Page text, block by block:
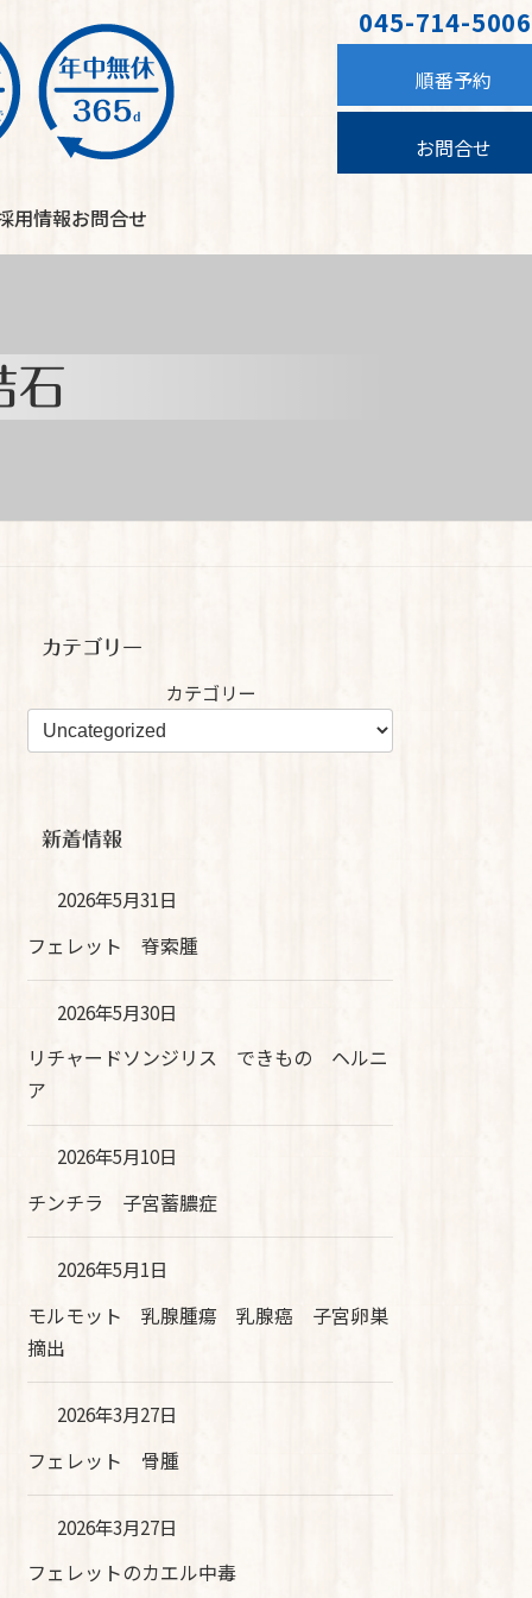
045-714-5006
順番予約
お問合せ
用情報お問合せ
カテゴリー
カテゴリー
新着情報
2026年5月31日
フェレット 脊索腫
2026年5月30日
リチャードソンジリス できもの ヘルニ
ア
2026年5月10日
チンチラ 子宮蓄膿症
2026年5月1日
モルモット 乳腺腫瘍 乳腺癌 子宮卵巣
摘出
2026年3月27日
フェレット 骨腫
2026年3月27日
フェレットのカエル中毒